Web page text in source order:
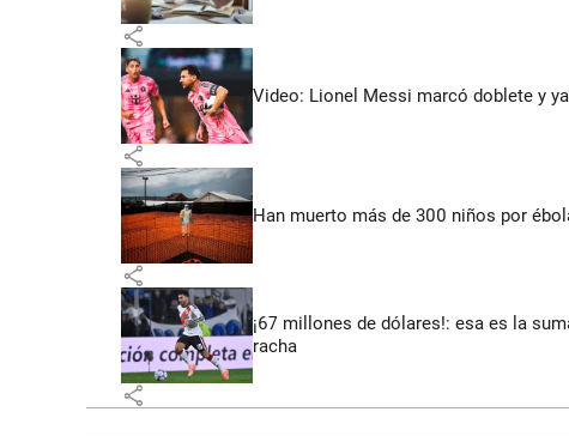
share
Video: Lionel Messi marcó doblete y
share
Han muerto más de 300 niños por
share
¡67 millones de dólares!: esa es la
racha
share